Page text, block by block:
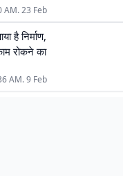
AM. 23 Feb
है निर्माण,
रोकने का
AM. 9 Feb